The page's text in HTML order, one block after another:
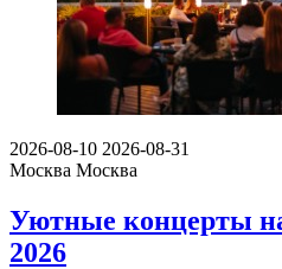
2026-08-10 2026-08-31
Москва Москва
Уютные концерты
2026